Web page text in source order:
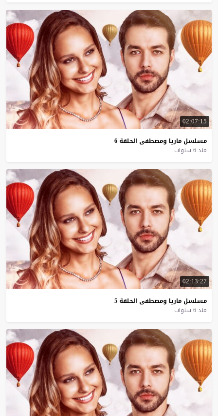
02:07:15
مسلسل ماريا ومصطفى الحلقة 6
منذ 6 سنوات
02:13:27
مسلسل ماريا ومصطفى الحلقة 5
منذ 6 سنوات